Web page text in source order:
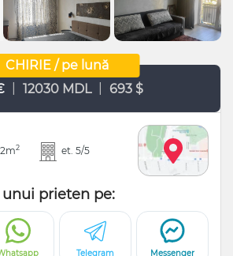
CHIRIE / pe lună
12030 MDL 693 $
2 et. 5/5
prieten pe:
Telegram Messenger